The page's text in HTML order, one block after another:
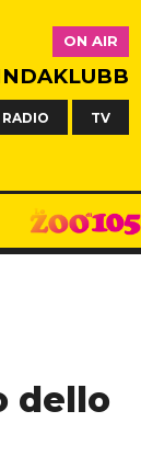
ON AIR
RADIO TV
dello